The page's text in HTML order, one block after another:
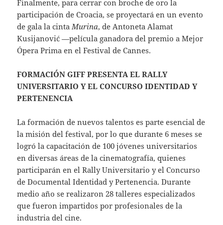
Finalmente, para cerrar con broche de oro la
participación de Croacia, se proyectará en un evento
de gala la cinta Murina, de Antoneta Alamat
Kusijanović —película ganadora del premio a Mejor
Ópera Prima en el Festival de Cannes.
FORMACIÓN GIFF PRESENTA EL RALLY
UNIVERSITARIO Y EL CONCURSO IDENTIDAD Y
PERTENENCIA
La formación de nuevos talentos es parte esencial de
la misión del festival, por lo que durante 6 meses se
logró la capacitación de 100 jóvenes universitarios
en diversas áreas de la cinematografía, quienes
participarán en el Rally Universitario y el Concurso
de Documental Identidad y Pertenencia. Durante
medio año se realizaron 28 talleres especializados
que fueron impartidos por profesionales de la
industria del cine.